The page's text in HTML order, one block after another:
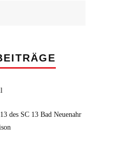
des SC 13 Bad Neuenahr